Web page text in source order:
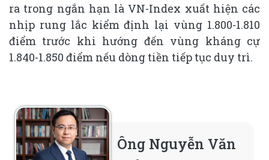
ra trong ngắn hạn là VN-Index xuất hiện các
nhịp rung lắc kiểm định lại vùng 1.800-1.810
điểm trước khi hướng đến vùng kháng cự
1.840-1.850 điểm nếu dòng tiền tiếp tục duy trì.
Ông Nguyễn Văn